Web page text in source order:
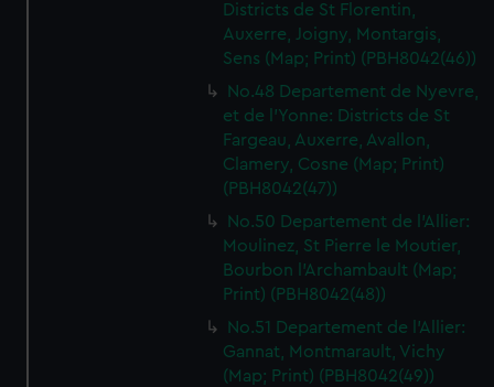
Districts de St Florentin,
Auxerre, Joigny, Montargis,
Sens (Map; Print) (PBH8042(46))
No.48 Departement de Nyevre,
et de l'Yonne: Districts de St
Fargeau, Auxerre, Avallon,
Clamery, Cosne (Map; Print)
(PBH8042(47))
No.50 Departement de l'Allier:
Moulinez, St Pierre le Moutier,
Bourbon l'Archambault (Map;
Print) (PBH8042(48))
No.51 Departement de l'Allier:
Gannat, Montmarault, Vichy
(Map; Print) (PBH8042(49))